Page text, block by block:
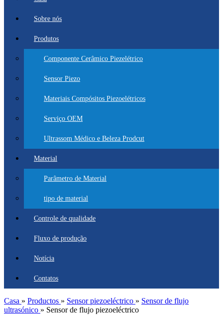
Sobre nós
Produtos
Componente Cerâmico Piezelétrico
Sensor Piezo
Materiais Compósitos Piezoelétricos
Serviço OEM
Ultrassom Médico e Beleza Prodcut
Material
Parâmetro de Material
tipo de material
Controle de qualidade
Fluxo de produção
Notícia
Contatos
Casa » Productos » Sensor piezoeléctrico » Sensor de flujo
ultrasónico » Sensor de flujo piezoeléctrico